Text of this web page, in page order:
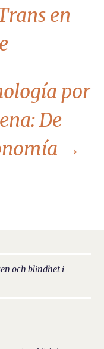
en
por
De
→
och blindhet i